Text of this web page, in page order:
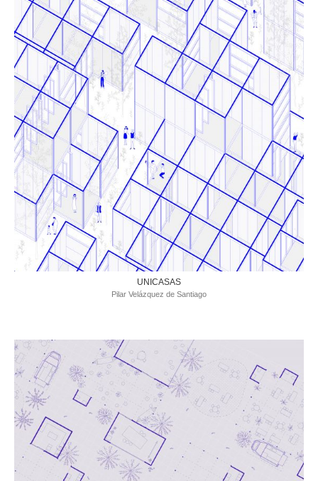
paisaje productivo paneles solares paragüas parking pasarelas
pintura plantas plegable prefabricado presa private producción
productivo protección de los ecosistemas
pueblo de
colonización
rave recorrido regadío
regeneración
remolacha
retiro rio ruina ruinas sistema social
sociedad
sombra
sostenibilidad tecnología tejido
telas
temporalidad
temporeros territorio tiempo torre
torres trabajo trama urbana transporte turismo urbanismo
vegetación vegetacion vertedero viñedos visión
vivienda vivienda adosada vivienda en
altura vivienda minima vivienda social vivienda temporal
UNICASAS
Pilar Velázquez de Santiago